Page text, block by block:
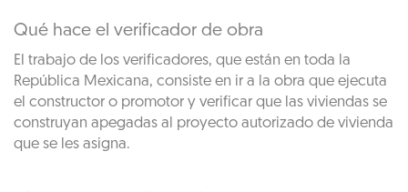
Qué hace el verificador de obra
El trabajo de los verificadores, que están en toda la
República Mexicana, consiste en ir a la obra que ejecuta
el constructor o promotor y verificar que las viviendas se
construyan apegadas al proyecto autorizado de vivienda
que se les asigna.